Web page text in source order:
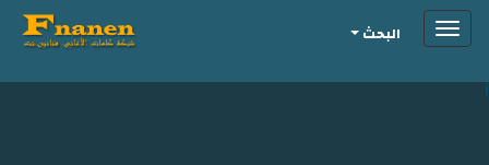
i
Toggleالبحث